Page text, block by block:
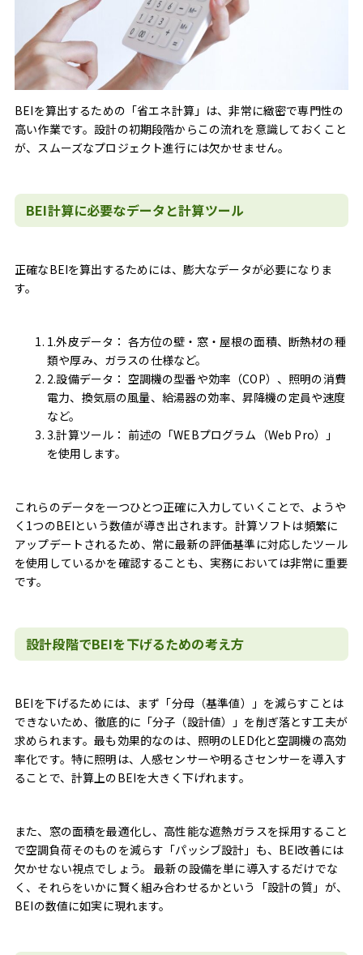
BEIを算出するための「省エネ計算」は、非常に緻密で専門性の
高い作業です。設計の初期段階からこの流れを意識しておくこと
が、スムーズなプロジェクト進行には欠かせません。
BEI計算に必要なデータと計算ツール
正確なBEIを算出するためには、膨大なデータが必要になりま
す。
1.外皮データ： 各方位の壁・窓・屋根の面積、断熱材の種
類や厚み、ガラスの仕様など。
2.設備データ： 空調機の型番や効率（COP）、照明の消費
電力、換気扇の風量、給湯器の効率、昇降機の定員や速度
など。
3.計算ツール： 前述の「WEBプログラム（Web Pro）」
を使用します。
これらのデータを一つひとつ正確に入力していくことで、ようや
く1つのBEIという数値が導き出されます。計算ソフトは頻繁に
アップデートされるため、常に最新の評価基準に対応したツール
を使用しているかを確認することも、実務においては非常に重要
です。
設計段階でBEIを下げるための考え方
BEIを下げるためには、まず「分母（基準値）」を減らすことは
できないため、徹底的に「分子（設計値）」を削ぎ落とす工夫が
求められます。最も効果的なのは、照明のLED化と空調機の高効
率化です。特に照明は、人感センサーや明るさセンサーを導入す
ることで、計算上のBEIを大きく下げれます。
また、窓の面積を最適化し、高性能な遮熱ガラスを採用すること
で空調負荷そのものを減らす「パッシブ設計」も、BEI改善には
欠かせない視点でしょう。 最新の設備を単に導入するだけでな
く、それらをいかに賢く組み合わせるかという「設計の質」が、
BEIの数値に如実に現れます。